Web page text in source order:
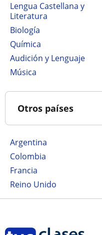
Lengua Castellana y
Literatura
Biología
Química
Audición y Lenguaje
Música
Otros países
Argentina
Colombia
Francia
Reino Unido